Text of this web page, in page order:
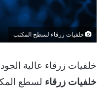
خلفيات زرقاء لسطح المكتب
خلفيات زرقاء عالية
خلفيات زرقاء لسطع